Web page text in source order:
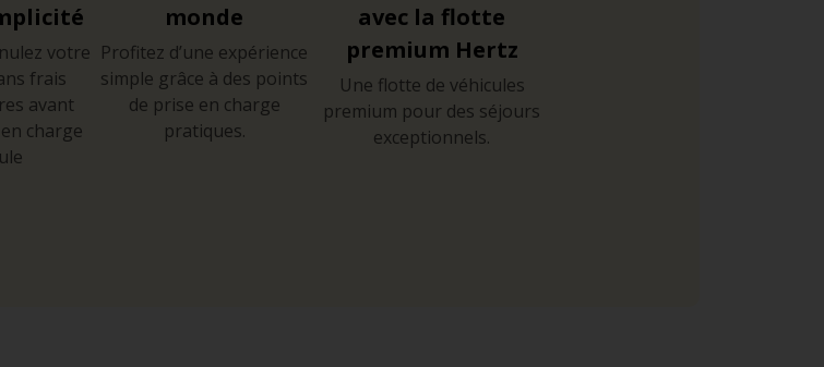
votre
frais
avant
charge
monde
Profitez d’une expérience
simple grâce à des points
de prise en charge
pratiques.
avec la flotte
premium Hertz
Une flotte de véhicules
premium pour des séjours
exceptionnels.